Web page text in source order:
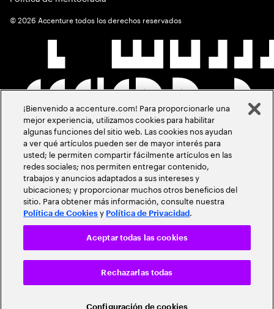
©2026 Accenture todos los derechos reservados
¡Bienvenido a accenture.com! Para proporcionarle una
mejor experiencia, utilizamos cookies para habilitar
algunas funciones del sitio web. Las cookies nos ayudan
a ver qué artículos pueden ser de mayor interés para
usted; le permiten compartir fácilmente artículos en las
redes sociales; nos permiten entregar contenido,
trabajos y anuncios adaptados a sus intereses y
ubicaciones; y proporcionar muchos otros beneficios del
sitio. Para obtener más información, consulte nuestra
Política de Cookies y Política de Privacidad .
Configuración de cookies
Rechazarlas todas
Aceptar todas las cookies